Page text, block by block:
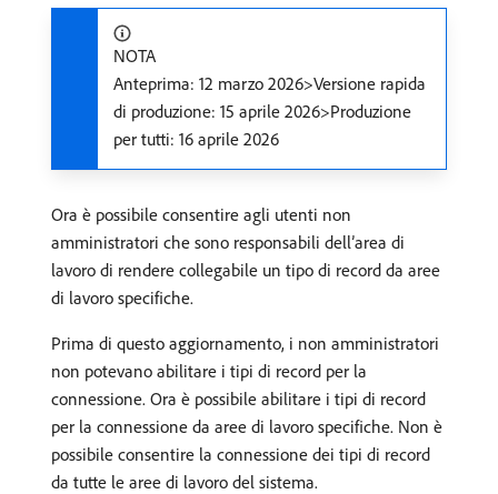
NOTA
Anteprima: 12 marzo 2026>Versione rapida
di produzione: 15 aprile 2026>Produzione
per tutti: 16 aprile 2026
Ora è possibile consentire agli utenti non
amministratori che sono responsabili dell’area di
lavoro di rendere collegabile un tipo di record da aree
di lavoro specifiche.
Prima di questo aggiornamento, i non amministratori
non potevano abilitare i tipi di record per la
connessione. Ora è possibile abilitare i tipi di record
per la connessione da aree di lavoro specifiche. Non è
possibile consentire la connessione dei tipi di record
da tutte le aree di lavoro del sistema.